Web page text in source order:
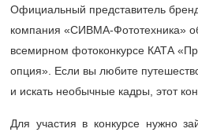
Официальный представитель
компания «СИВМА-Фототехника»
всемирном фотоконкурсе КАТА
опция». Если вы любите
и искать необычные кадры, этот
Для участия в конкурсе нужно